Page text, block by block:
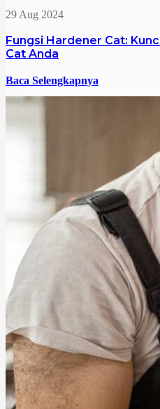
29 Aug 2024
Fungsi Hardener Cat:
Cat Anda
Baca Selengkapnya